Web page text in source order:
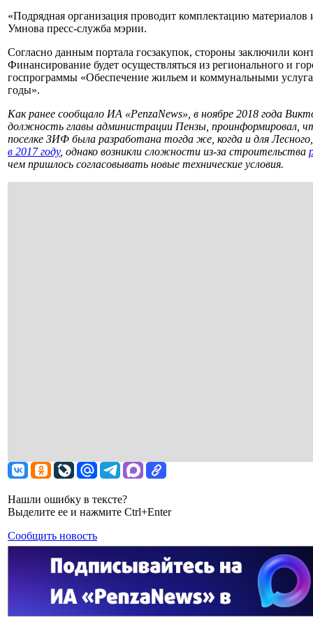
«Подрядная организация проводит комплектацию
Умнова пресс-служба мэрии.
Согласно данным портала госзакупок, стороны заключили
Финансирование будет осуществляться из регионального и
госпрограммы «Обеспечение жильем и коммунальными
годы».
Как ранее сообщало ИА «PenzaNews», в ноябре 2018 года
должность главы администрации Пензы, проинформировал,
поселке ЗИФ была разработана тогда же, когда и для
в 2017 году, однако возникли сложности из-за строительства
чем пришлось согласовывать новые технические условия.
Нашли ошибку в тексте?
Выделите ее и нажмите Ctrl+Enter
Сообщить новость